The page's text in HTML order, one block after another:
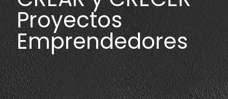
Proyectos
Emprendedores